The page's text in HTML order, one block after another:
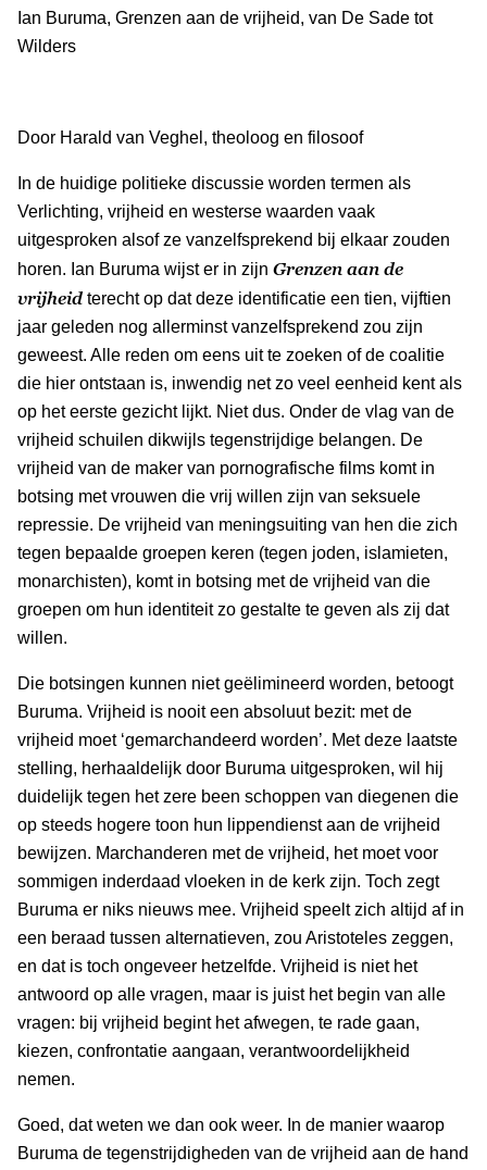
Ian Buruma, Grenzen aan de vrijheid, van De Sade tot
Wilders
Door Harald van Veghel, theoloog en filosoof
In de huidige politieke discussie worden termen als
Verlichting, vrijheid en westerse waarden vaak
uitgesproken alsof ze vanzelfsprekend bij elkaar zouden
horen. Ian Buruma wijst er in zijn Grenzen aan de
vrijheid terecht op dat deze identificatie een tien, vijftien
jaar geleden nog allerminst vanzelfsprekend zou zijn
geweest. Alle reden om eens uit te zoeken of de coalitie
die hier ontstaan is, inwendig net zo veel eenheid kent als
op het eerste gezicht lijkt. Niet dus. Onder de vlag van de
vrijheid schuilen dikwijls tegenstrijdige belangen. De
vrijheid van de maker van pornografische films komt in
botsing met vrouwen die vrij willen zijn van seksuele
repressie. De vrijheid van meningsuiting van hen die zich
tegen bepaalde groepen keren (tegen joden, islamieten,
monarchisten), komt in botsing met de vrijheid van die
groepen om hun identiteit zo gestalte te geven als zij dat
willen.
Die botsingen kunnen niet geëlimineerd worden, betoogt
Buruma. Vrijheid is nooit een absoluut bezit: met de
vrijheid moet ‘gemarchandeerd worden’. Met deze laatste
stelling, herhaaldelijk door Buruma uitgesproken, wil hij
duidelijk tegen het zere been schoppen van diegenen die
op steeds hogere toon hun lippendienst aan de vrijheid
bewijzen. Marchanderen met de vrijheid, het moet voor
sommigen inderdaad vloeken in de kerk zijn. Toch zegt
Buruma er niks nieuws mee. Vrijheid speelt zich altijd af in
een beraad tussen alternatieven, zou Aristoteles zeggen,
en dat is toch ongeveer hetzelfde. Vrijheid is niet het
antwoord op alle vragen, maar is juist het begin van alle
vragen: bij vrijheid begint het afwegen, te rade gaan,
kiezen, confrontatie aangaan, verantwoordelijkheid
nemen.
Goed, dat weten we dan ook weer. In de manier waarop
Buruma de tegenstrijdigheden van de vrijheid aan de hand